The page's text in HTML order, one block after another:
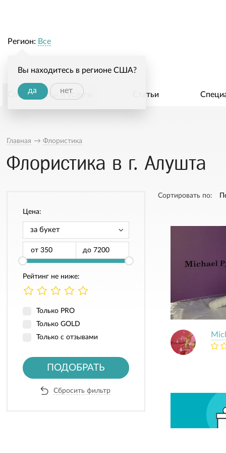
Регион: Все
Вы находитесь в регионе США?
да нет
Специалисты и услуги Статьи
Главная → Флористика
Флористика в г. Алушта
Цена:
от до
Рейтинг не ниже:
Только PRO
Только GOLD
Только с отзывами
ПОДОБРАТЬ
Сбросить фильтр
Сортировать по: